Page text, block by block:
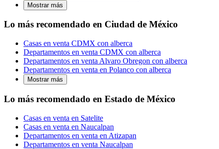
Mostrar más
Lo más recomendado en Ciudad de México
Casas en venta CDMX con alberca
Departamentos en venta CDMX con alberca
Departamentos en venta Alvaro Obregon con alberca
Departamentos en venta en Polanco con alberca
Mostrar más
Lo más recomendado en Estado de México
Casas en venta en Satelite
Casas en venta en Naucalpan
Departamentos en venta en Atizapan
Departamentos en venta Naucalpan